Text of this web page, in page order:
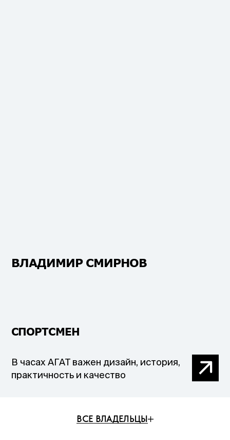
ВЛАДИМИР СМИРНОВ
СПОРТСМЕН
В часах АГАТ важен дизайн, история,
практичность и качество
ВСЕ ВЛАДЕЛЬЦЫ